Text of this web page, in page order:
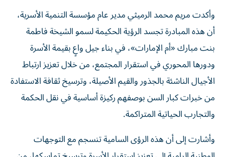
وأكدت مريم محمد الرميثي مدير عام مؤسسة التنمية الأسرية،
أن هذه المبادرة تجسد الرؤية الحكيمة لسمو الشيخة فاطمة
بنت مبارك «أم الإمارات»، في بناء جيل واعٍ بقيمة الأسرة
ودورها المحوري في استقرار المجتمع، من خلال تعزيز ارتباط
الأجيال الناشئة بالجذور والقيم الأصيلة، وترسيخ ثقافة الاستفادة
من خبرات كبار السن بوصفهم ركيزة أساسية في نقل الحكمة
والتجارب الحياتية المتراكمة.
وأشارت إلى أن هذه الرؤى السامية تنسجم مع التوجهات